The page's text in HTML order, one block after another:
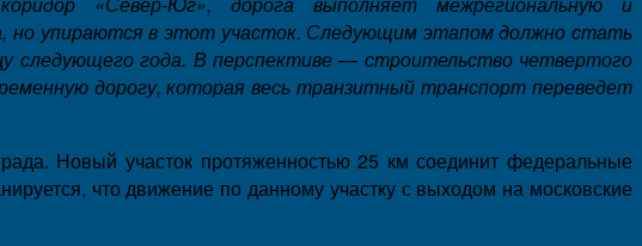
но упираются в этот участок. Следующим этапом должно стать
следующего года. В перспективе — строительство четвертого
дорогу, которая весь транзитный транспорт переведет
Новый участок протяженностью 25 км соединит федеральные
что движение по данному участку с выходом на московские